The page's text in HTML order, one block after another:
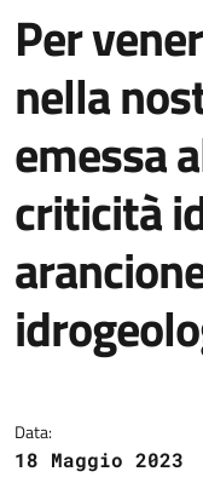
Per
nella
emessa
criticità
Data:
18 Maggio 2023